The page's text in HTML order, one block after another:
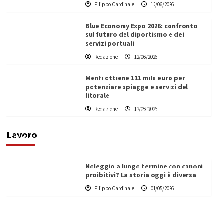
Filippo Cardinale 12/06/2026
Blue Economy Expo 2026: confronto
sul futuro del diportismo e dei
servizi portuali
Redazione 12/06/2026
Menfi ottiene 111 mila euro per
potenziare spiagge e servizi del
litorale
Redazione 12/06/2026
Lavoro
Vino in Italia: il giro d’affari contribuisce
Filippo Cardinale
Noleggio a lungo termine con canoni
proibitivi? La storia oggi è diversa
Filippo Cardinale 01/05/2026